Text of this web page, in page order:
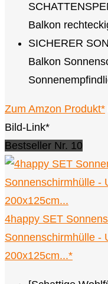
Balkon
SICHERER
Balkon
Zum Amzon Produkt*
Bild-Link*
Bestseller Nr. 10
4happy SET
Sonnenschirmhülle -
200x125cm...*